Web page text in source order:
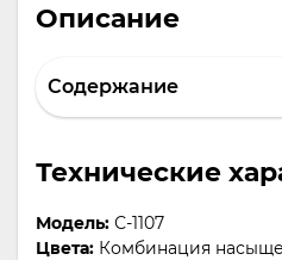
Описание
Содержание
Технические
Модель: С-1107
Цвета: Комбинация